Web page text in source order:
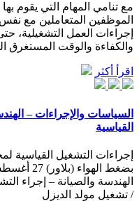
مع تنامي المهام التي يقوم
الموظفين المتعاملين مع
إجراءات العمل التشغيلية،
والكفاءة والوقت المستغرق
اقرأ أكثر
السياسات والإجراءات –
القياسية
إجراءات التشغيل
/ تشغيل مولد الديزل